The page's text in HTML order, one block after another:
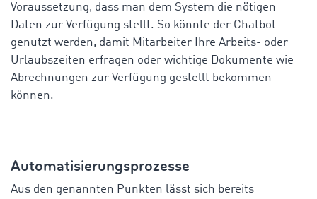
Voraussetzung, dass man dem System die nötigen
Daten zur Verfügung stellt. So könnte der Chatbot
genutzt werden, damit Mitarbeiter Ihre Arbeits- oder
Urlaubszeiten erfragen oder wichtige Dokumente wie
Abrechnungen zur Verfügung gestellt bekommen
können.
Automatisierungsprozesse
Aus den genannten Punkten lässt sich bereits